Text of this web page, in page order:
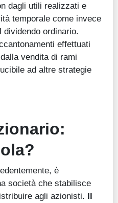
dagli utili realizzati e
temporale come invece
ordinario.
effettuati
vendita di rami
ad altre strategie
è
società che stabilisce
agli azionisti. Il